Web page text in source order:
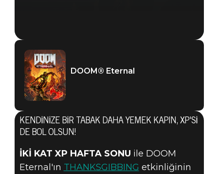
03 Aralık 2020
DOOM® Eternal
KENDINIZE BIR TABAK DAHA YEMEK KAPIN, XP'SI
DE BOL OLSUN!
İKİ KAT XP HAFTA SONU ile DOOM
Eternal'ın THANKSGIBBING etkinliğinin